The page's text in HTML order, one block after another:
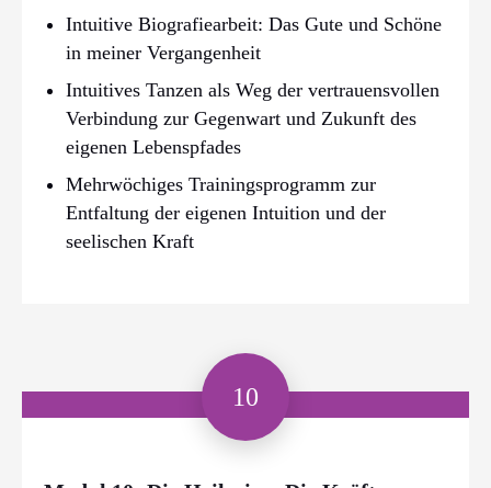
Intuitive Biografiearbeit: Das Gute und Schöne
in meiner Vergangenheit
Intuitives Tanzen als Weg der vertrauensvollen
Verbindung zur Gegenwart und Zukunft des
eigenen Lebenspfades
Mehrwöchiges Trainingsprogramm zur
Entfaltung der eigenen Intuition und der
seelischen Kraft
10